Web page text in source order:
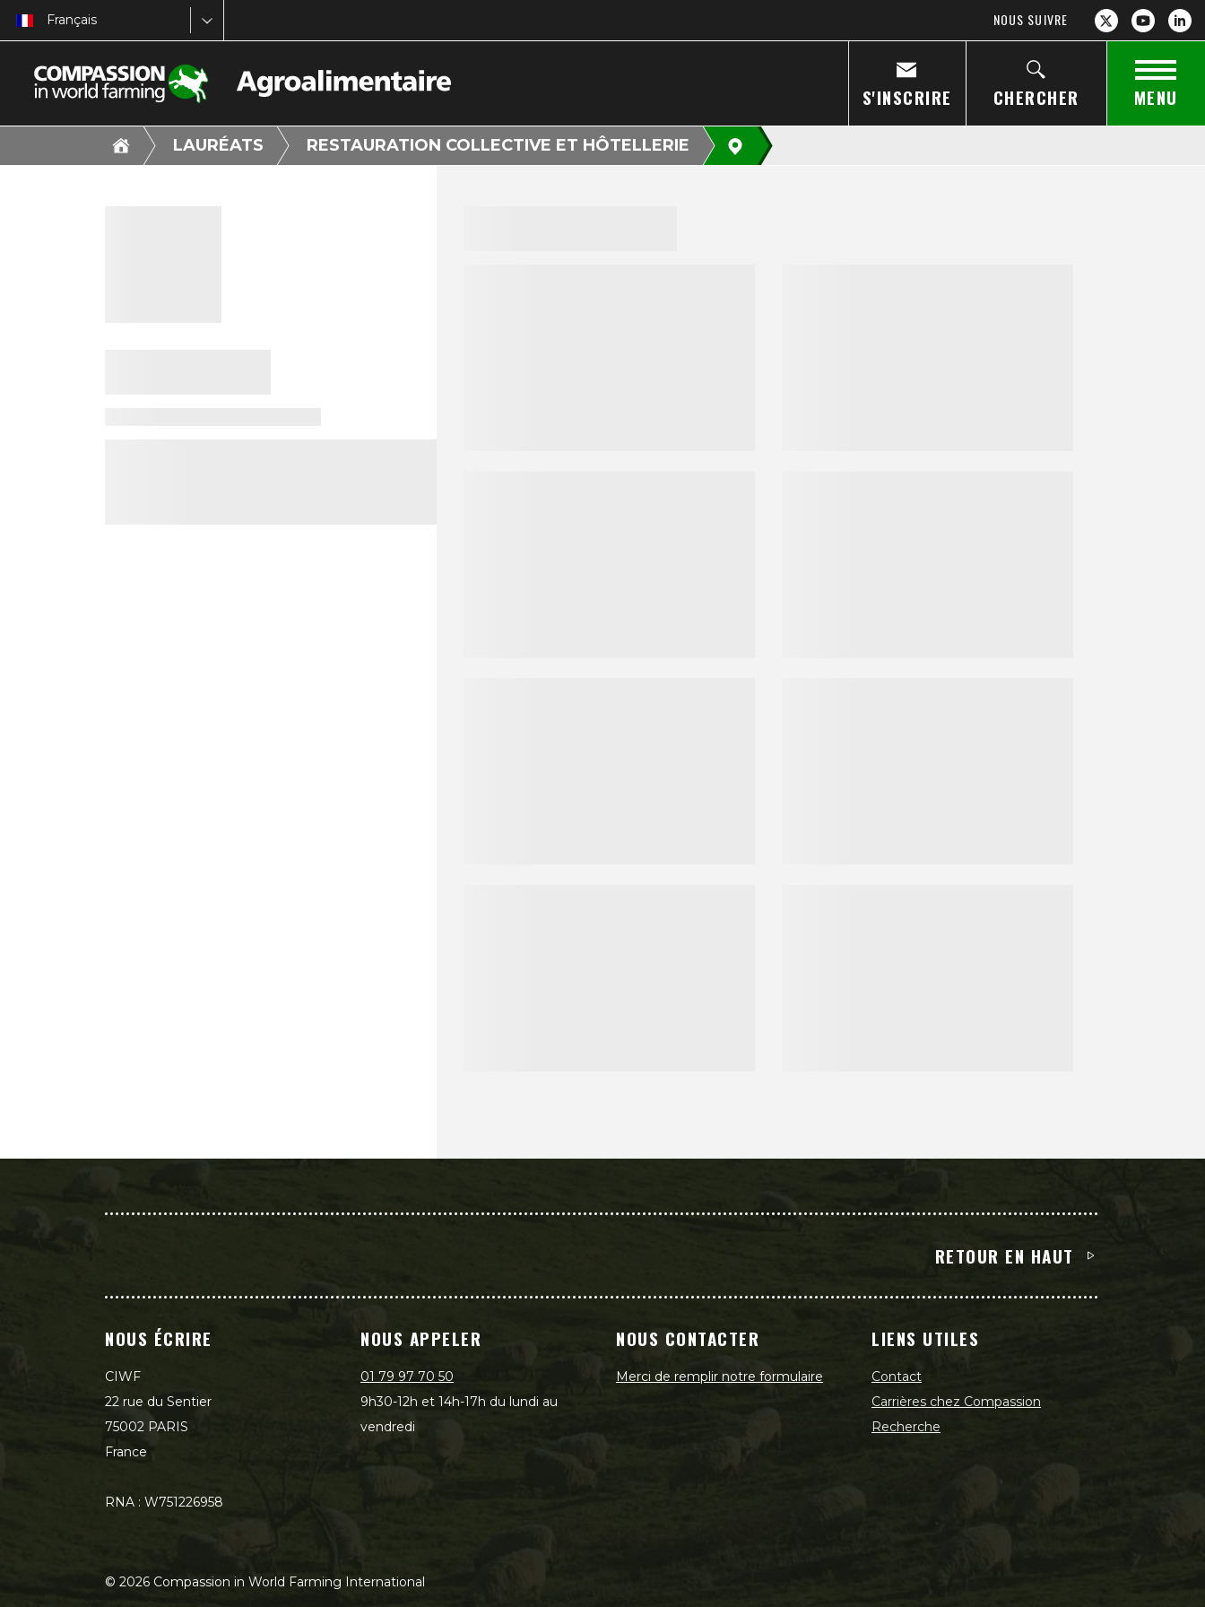
Français NOUS SUIVRE
S'INSCRIRE CHERCHER MENU
LAURÉATS RESTAURATION COLLECTIVE ET HÔTELLERIE
RETOUR EN HAUT
NOUS ÉCRIRE
CIWF
22 rue du Sentier
75002 PARIS
France
RNA : W751226958
NOUS APPELER
01 79 97 70 50
9h30-12h et 14h-17h du lundi au
vendredi
NOUS CONTACTER
Merci de remplir notre formulaire
LIENS UTILES
Contact
Carrières chez Compassion
Recherche
© 2026 Compassion in World Farming International